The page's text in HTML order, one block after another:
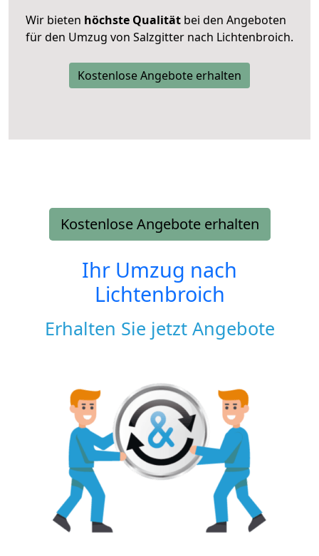
Wir bieten höchste Qualität bei den Angeboten
für den Umzug von Salzgitter nach Lichtenbroich.
Kostenlose Angebote erhalten
Kostenlose Angebote erhalten
Ihr Umzug nach
Lichtenbroich
Erhalten Sie jetzt Angebote